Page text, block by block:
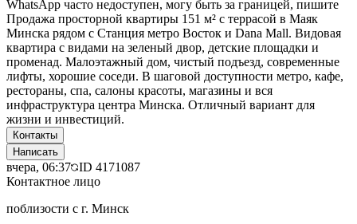
WhatsApp часто недоступен, могу быть за границей, пишите
Продажа просторной квартиры 151 м² с террасой в Маяк
Минска рядом с Станция метро Восток и Dana Mall. Видовая
квартира с видами на зеленый двор, детские площадки и
променад. Малоэтажный дом, чистый подъезд, современные
лифты, хорошие соседи. В шаговой доступности метро, кафе,
рестораны, спа, салоны красоты, магазины и вся
инфраструктура центра Минска. Отличный вариант для
жизни и инвестиций.
Контакты
Написать
вчера, 06:37 ID 4171087
Контактное лицо
поблизости с г. Минск